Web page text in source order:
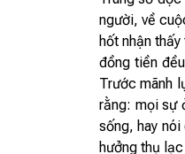
người, về
hốt nhận
đồng tiền
Trước mãnh
rằng: mọi sự
sống, hay
hưởng thụ